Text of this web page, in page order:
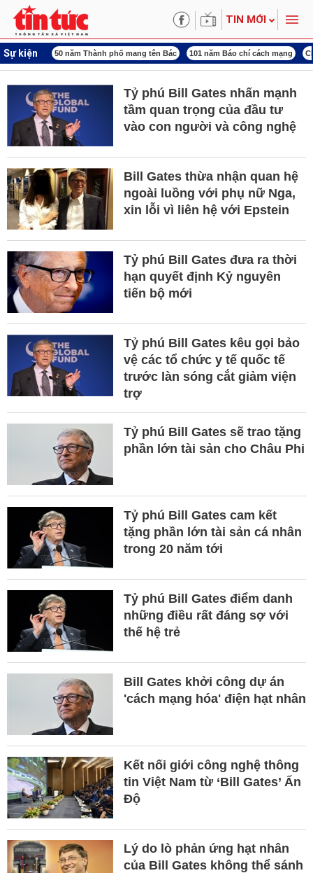
TIN MỚI
Sự kiện
tên Bác 101 năm Báo chí cách mạng Chiến dịch 500 ngày đêm Đại hội
Tỷ phú Bill Gates nhấn mạnh
tầm quan trọng của đầu tư
vào con người và công nghệ
Bill Gates thừa nhận quan hệ
ngoài luồng với phụ nữ Nga,
xin lỗi vì liên hệ với Epstein
Tỷ phú Bill Gates đưa ra thời
hạn quyết định Kỷ nguyên
tiến bộ mới
Tỷ phú Bill Gates kêu gọi bảo
vệ các tổ chức y tế quốc tế
trước làn sóng cắt giảm viện
trợ
Tỷ phú Bill Gates sẽ trao tặng
phần lớn tài sản cho Châu Phi
Tỷ phú Bill Gates cam kết
tặng phần lớn tài sản cá nhân
trong 20 năm tới
Tỷ phú Bill Gates điểm danh
những điều rất đáng sợ với
thế hệ trẻ
Bill Gates khởi công dự án
'cách mạng hóa' điện hạt nhân
Kết nối giới công nghệ thông
tin Việt Nam từ ‘Bill Gates’ Ấn
Độ
Lý do lò phản ứng hạt nhân
của Bill Gates không thể sánh